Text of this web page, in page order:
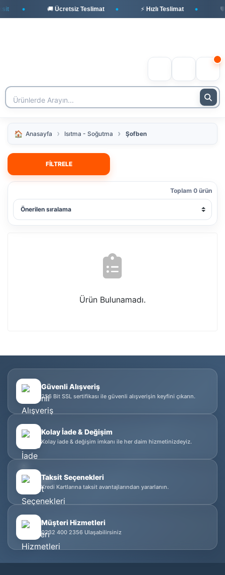
🚚 Ücretsiz Teslimat ⚡ Hızlı Teslimat 🛡️
Anasayfa Isıtma - Soğutma Şofben
FİLTRELE
Toplam 0 ürün
Ürün Bulunamadı.
Güvenli Alışveriş
256 Bit SSL sertifikası ile güvenli alışverişin keyfini çıkarın.
Kolay İade & Değişim
Kolay iade & değişim imkanı ile her daim hizmetinizdeyiz.
Taksit Seçenekleri
Kredi Kartlarına taksit avantajlarından yararlanın.
Müşteri Hizmetleri
0232 400 2356 Ulaşabilirsiniz